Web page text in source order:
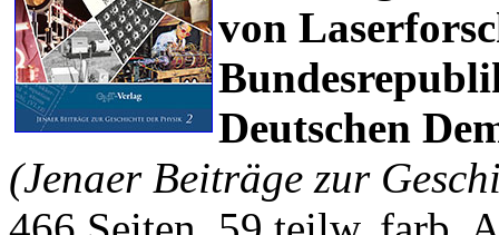
von
Deutschen
(Jenaer Beiträge zur